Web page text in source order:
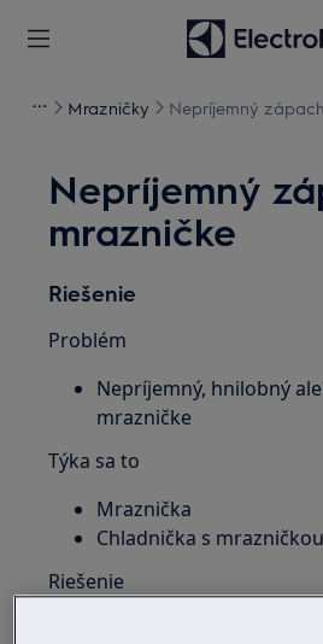
Mrazničky Nepríjemný
Nepríjemný
mrazničke
Riešenie
Problém
Nepríjemný, hnilobný
mrazničke
Týka sa to
Mraznička
Chladnička s mrazničkou
Riešenie
1. Potraviny so silným